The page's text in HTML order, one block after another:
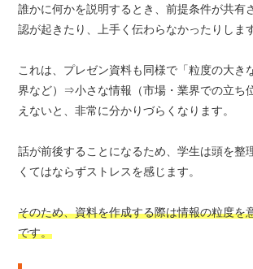
誰かに何かを説明するとき、前提条件が共有
認が起きたり、上手く伝わらなかったりしま
これは、プレゼン資料も同様で「粒度の大き
界など）⇒小さな情報（市場・業界での立ち
えないと、非常に分かりづらくなります。
話が前後することになるため、学生は頭を整
くてはならずストレスを感じます。
そのため、資料を作成する際は情報の粒度を
です。